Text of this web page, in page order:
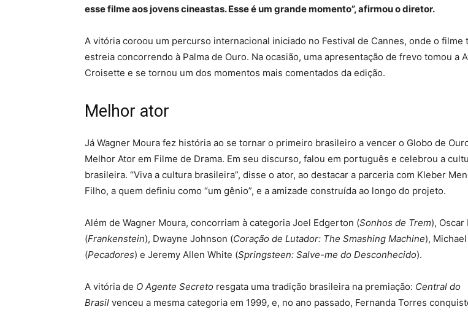
esse filme aos jovens cineastas. Esse é um grande momento”, afirmou o diretor.
A vitória coroou um percurso internacional iniciado no Festival de Cannes, onde o filme
estreia concorrendo à Palma de Ouro. Na ocasião, uma apresentação de frevo tomou a
Croisette e se tornou um dos momentos mais comentados da edição.
Melhor ator
Já Wagner Moura fez história ao se tornar o primeiro brasileiro a vencer o Globo de
Melhor Ator em Filme de Drama. Em seu discurso, falou em português e celebrou a
brasileira. “Viva a cultura brasileira”, disse o ator, ao destacar a parceria com Kleber
Filho, a quem definiu como “um gênio”, e a amizade construída ao longo do projeto.
Além de Wagner Moura, concorriam à categoria Joel Edgerton (Sonhos de Trem), Oscar
(Frankenstein), Dwayne Johnson (Coração de Lutador: The Smashing Machine),
(Pecadores) e Jeremy Allen White (Springsteen: Salve-me do Desconhecido).
A vitória de O Agente Secreto resgata uma tradição brasileira na premiação: Central do
Brasil venceu a mesma categoria em 1999, e, no ano passado, Fernanda Torres